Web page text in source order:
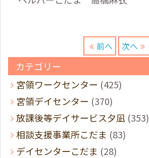
前へ 次へ
カテゴリー
宮領ワークセンター (425)
宮領デイセンター (370)
放課後等デイサービス夕凪 (353)
相談支援事業所こだま (83)
デイセンターこだま (28)